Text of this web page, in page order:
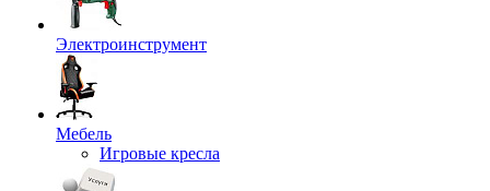
Электроинструмент
Мебель
Игровые кресла